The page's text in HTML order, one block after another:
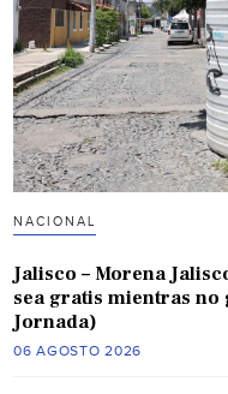
NACIONAL
Jalisco – Morena
sea gratis mientras
Jornada)
06 AGOSTO 2026